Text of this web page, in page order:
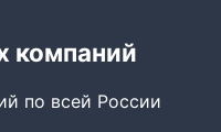
компаний
по всей России